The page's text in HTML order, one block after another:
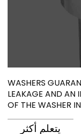
WASHERS
LEAKAGE AND AN
OF THE WASHER
يتعلم أكثر